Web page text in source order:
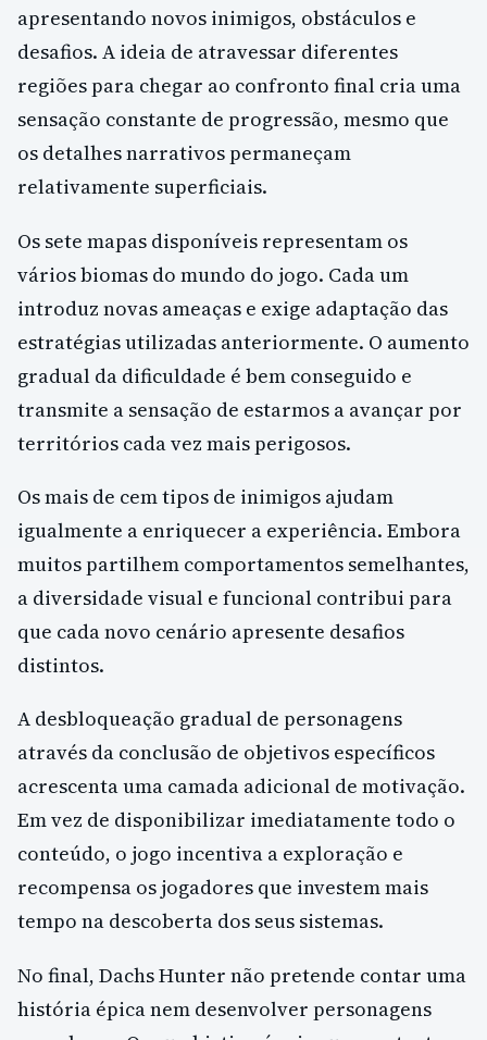
apresentando novos inimigos, obstáculos e
desafios. A ideia de atravessar diferentes
regiões para chegar ao confronto final cria uma
sensação constante de progressão, mesmo que
os detalhes narrativos permaneçam
relativamente superficiais.
Os sete mapas disponíveis representam os
vários biomas do mundo do jogo. Cada um
introduz novas ameaças e exige adaptação das
estratégias utilizadas anteriormente. O aumento
gradual da dificuldade é bem conseguido e
transmite a sensação de estarmos a avançar por
territórios cada vez mais perigosos.
Os mais de cem tipos de inimigos ajudam
igualmente a enriquecer a experiência. Embora
muitos partilhem comportamentos semelhantes,
a diversidade visual e funcional contribui para
que cada novo cenário apresente desafios
distintos.
A desbloqueação gradual de personagens
através da conclusão de objetivos específicos
acrescenta uma camada adicional de motivação.
Em vez de disponibilizar imediatamente todo o
conteúdo, o jogo incentiva a exploração e
recompensa os jogadores que investem mais
tempo na descoberta dos seus sistemas.
No final, Dachs Hunter não pretende contar uma
história épica nem desenvolver personagens